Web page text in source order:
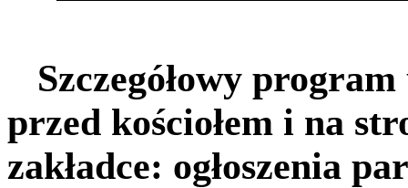
Szczegółowy
przed kościołem i na
zakładce: ogłoszenia